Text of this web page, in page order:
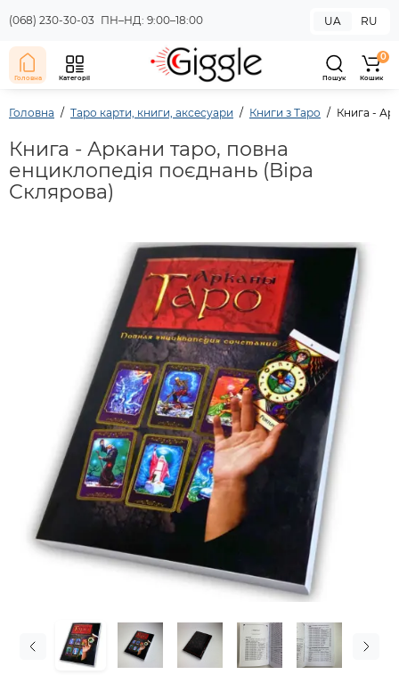
(068) 230-30-03 ПН–НД: 9:00–18:00 UA RU
Головна Категорії Пошук
0
Кошик
Головна Таро карти, книги, аксесуари Книги з Таро Книга -
Книга - Аркани таро, повна
енциклопедія поєднань (Віра
Склярова)